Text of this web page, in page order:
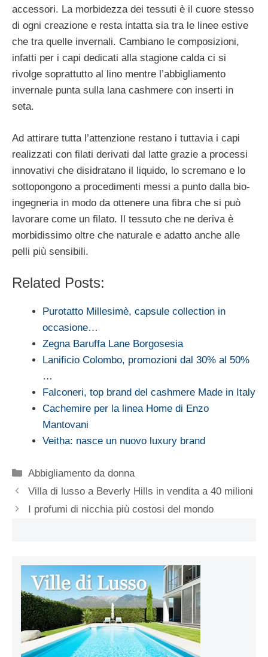
accessori. La morbidezza dei tessuti è il cuore stesso
di ogni creazione e resta intatta sia tra le linee estive
che tra quelle invernali. Cambiano le composizioni,
infatti per i capi dedicati alla stagione calda ci si
rivolge soprattutto al lino mentre l’abbigliamento
invernale punta sulla lana cashmere con inserti in
seta.
Ad attirare tutta l’attenzione restano i tuttavia i capi
realizzati con filati derivati dal latte grazie a processi
innovativi che disidratano il liquido, lo scremano e lo
sottopongono a procedimenti messi a punto dalla bio-
ingegneria in modo da ottenere una fibra che si può
lavorare come un filato. Il tessuto che ne deriva è
morbidissimo oltre che naturale e adatto anche alle
pelli più sensibili.
Related Posts:
Purotatto Millesimè, capsule collection in
occasione…
Zegna Baruffa Lane Borgosesia
Lanificio Colombo, promozioni dal 30% al 50%
…
Falconeri, top brand del cashmere Made in Italy
Cachemire per la linea Home di Enzo
Mantovani
Veitha: nasce un nuovo luxury brand
Categorie
Abbigliamento da donna
Villa di lusso a Beverly Hills in vendita a 40 milioni
I profumi di nicchia più costosi del mondo